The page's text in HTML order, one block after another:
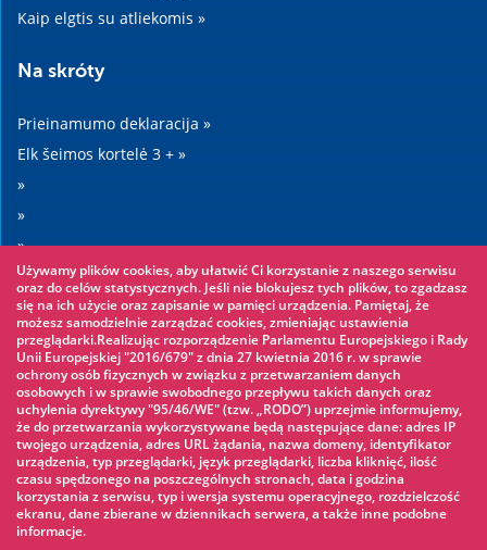
Kaip elgtis su atliekomis »
Na skróty
Prieinamumo deklaracija »
Elk šeimos kortelė 3 + »
»
»
»
»
Warto zobaczyć
Virvių parkas »
Vandens parkas »
Ledo čiuožykla »
KINOECK »
Muziejus »
Używamy plików cookies, aby ułatwić Ci korzystanie z naszego serwisu
oraz do celów statystycznych. Jeśli nie blokujesz tych plików, to zgadzasz
się na ich użycie oraz zapisanie w pamięci urządzenia. Pamiętaj, że
możesz samodzielnie zarządzać cookies, zmieniając ustawienia
przeglądarki.Realizując rozporządzenie Parlamentu Europejskiego i Rady
Unii Europejskiej "2016/679" z dnia 27 kwietnia 2016 r. w sprawie
ochrony osób fizycznych w związku z przetwarzaniem danych
osobowych i w sprawie swobodnego przepływu takich danych oraz
uchylenia dyrektywy "95/46/WE" (tzw. „RODO”) uprzejmie informujemy,
że do przetwarzania wykorzystywane będą następujące dane: adres IP
twojego urządzenia, adres URL żądania, nazwa domeny, identyfikator
urządzenia, typ przeglądarki, język przeglądarki, liczba kliknięć, ilość
czasu spędzonego na poszczególnych stronach, data i godzina
korzystania z serwisu, typ i wersja systemu operacyjnego, rozdzielczość
ekranu, dane zbierane w dziennikach serwera, a także inne podobne
informacje.